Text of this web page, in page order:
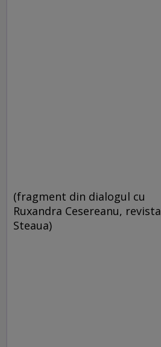
(fragment din dialogul cu
Ruxandra Cesereanu, revista
Steaua)